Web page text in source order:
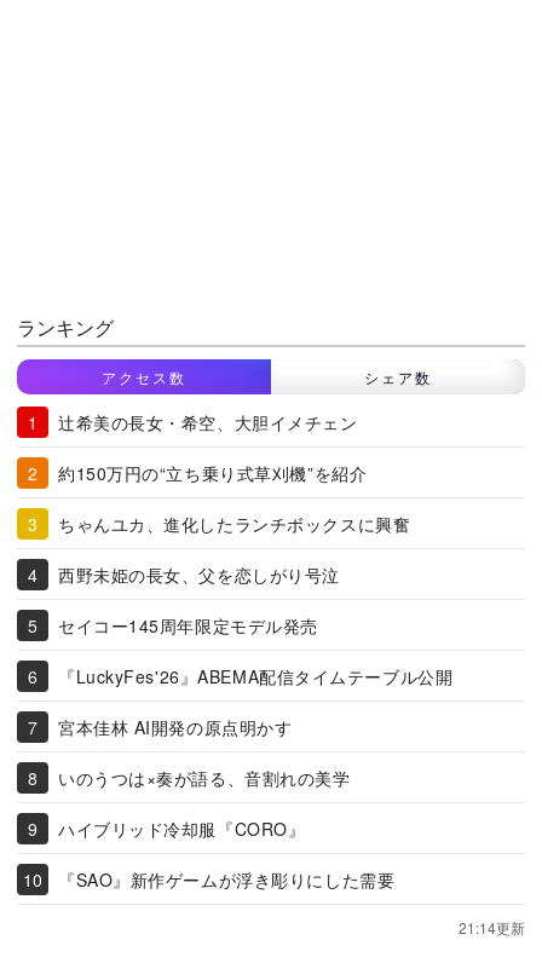
ランキング
アクセス数 シェア数
辻希美の長女・希空、大胆イメチェン
約150万円の“立ち乗り式草刈機”を紹介
ちゃんユカ、進化したランチボックスに興奮
西野未姫の長女、父を恋しがり号泣
セイコー145周年限定モデル発売
『LuckyFes'26』ABEMA配信タイムテーブル公開
宮本佳林 AI開発の原点明かす
いのうつは×奏が語る、音割れの美学
ハイブリッド冷却服『CORO』
『SAO』新作ゲームが浮き彫りにした需要
21:14更新